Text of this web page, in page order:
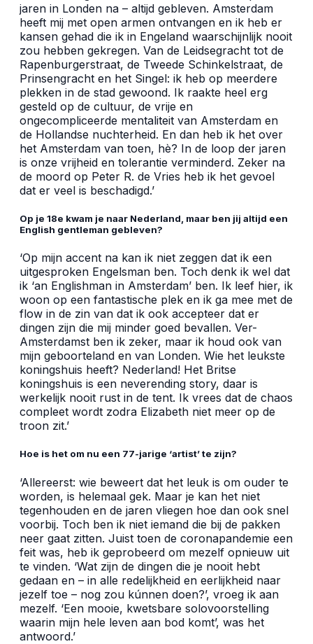
jaren in Londen na – altijd gebleven. Amsterdam
heeft mij met open armen ontvangen en ik heb er
kansen gehad die ik in Engeland waarschijnlijk nooit
zou hebben gekregen. Van de Leidsegracht tot de
Rapenburgerstraat, de Tweede Schinkelstraat, de
Prinsengracht en het Singel: ik heb op meerdere
plekken in de stad gewoond. Ik raakte heel erg
gesteld op de cultuur, de vrije en
ongecompliceerde mentaliteit van Amsterdam en
de Hollandse nuchterheid. En dan heb ik het over
het Amsterdam van toen, hè? In de loop der jaren
is onze vrijheid en tolerantie verminderd. Zeker na
de moord op Peter R. de Vries heb ik het gevoel
dat er veel is beschadigd.’
Op je 18e kwam je naar Nederland, maar ben jij altijd een
English gentleman gebleven?
‘Op mijn accent na kan ik niet zeggen dat ik een
uitgesproken Engelsman ben. Toch denk ik wel dat
ik ‘an Englishman in Amsterdam’ ben. Ik leef hier, ik
woon op een fantastische plek en ik ga mee met de
flow in de zin van dat ik ook accepteer dat er
dingen zijn die mij minder goed bevallen. Ver-
Amsterdamst ben ik zeker, maar ik houd ook van
mijn geboorteland en van Londen. Wie het leukste
koningshuis heeft? Nederland! Het Britse
koningshuis is een neverending story, daar is
werkelijk nooit rust in de tent. Ik vrees dat de chaos
compleet wordt zodra Elizabeth niet meer op de
troon zit.’
Hoe is het om nu een 77-jarige ‘artist’ te zijn?
‘Allereerst: wie beweert dat het leuk is om ouder te
worden, is helemaal gek. Maar je kan het niet
tegenhouden en de jaren vliegen hoe dan ook snel
voorbij. Toch ben ik niet iemand die bij de pakken
neer gaat zitten. Juist toen de coronapandemie een
feit was, heb ik geprobeerd om mezelf opnieuw uit
te vinden. ‘Wat zijn de dingen die je nooit hebt
gedaan en – in alle redelijkheid en eerlijkheid naar
jezelf toe – nog zou kúnnen doen?’, vroeg ik aan
mezelf. ‘Een mooie, kwetsbare solovoorstelling
waarin mijn hele leven aan bod komt’, was het
antwoord.’